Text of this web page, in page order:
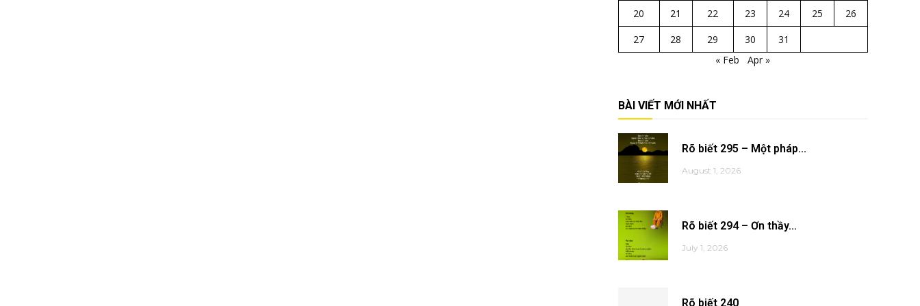
20
21 22 23 24 25
26
27
28 29 30
31
« Feb
Apr »
BÀI VIẾT MỚI NHẤT
Rõ biết 295 – Một pháp...
August 1, 2026
Rõ biết 294 – Ơn thầy...
July 1, 2026
Rõ biết 240